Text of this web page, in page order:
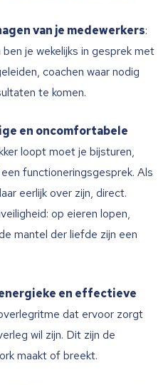
van je medewerkers:
je wekelijks in gesprek met
coachen waar nodig
te komen.
en oncomfortabele
loopt moet je bijsturen,
functioneringsgesprek. Als
eerlijk over zijn, direct.
op eieren lopen,
mantel der liefde zijn een
en effectieve
dat ervoor zorgt
wil zijn. Dit zijn de
maakt of breekt.